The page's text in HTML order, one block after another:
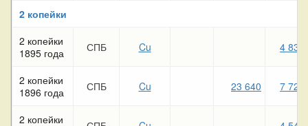
2 копейки
2 копейки
1895 года
СПБ Cu 4 830
2 копейки
1896 года
СПБ Cu 23 640 7 720
2 копейки